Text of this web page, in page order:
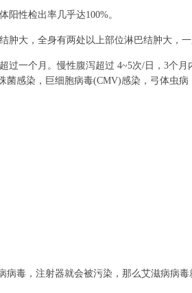
性检出率几乎达100%。
大，全身有两处以上部位淋巴结肿大，一
一个月。慢性腹泻超过 4~5次/日，3个月
感染，巨细胞病毒(CMV)感染，弓体虫
，注射器就会被污染，那么艾滋病病毒